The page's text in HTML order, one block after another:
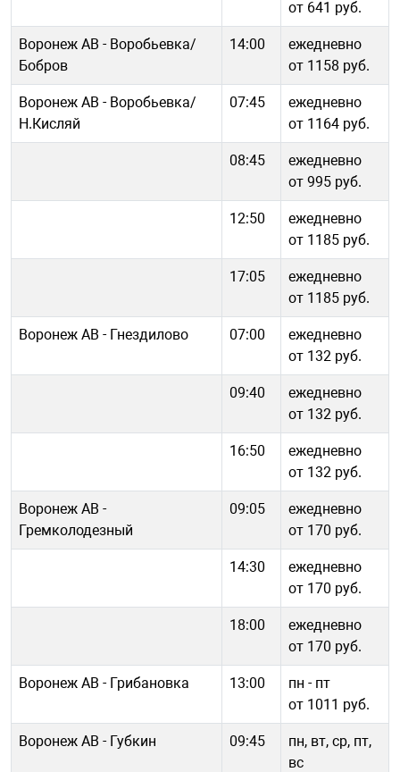
от 641 руб.
Воронеж АВ - Воробьевка/
Бобров
14:00
ежедневно
от 1158 руб.
Воронеж АВ - Воробьевка/
Н.Кисляй
07:45
ежедневно
от 1164 руб.
08:45
ежедневно
от 995 руб.
12:50
ежедневно
от 1185 руб.
17:05
ежедневно
от 1185 руб.
Воронеж АВ - Гнездилово 07:00
ежедневно
от 132 руб.
09:40
ежедневно
от 132 руб.
16:50
ежедневно
от 132 руб.
Воронеж АВ -
Гремколодезный
09:05
ежедневно
от 170 руб.
14:30
ежедневно
от 170 руб.
18:00
ежедневно
от 170 руб.
Воронеж АВ - Грибановка 13:00
пн - пт
от 1011 руб.
Воронеж АВ - Губкин 09:45
пн, вт, ср, пт,
вс